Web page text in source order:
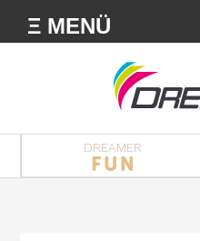
Ξ MENÜ
DREAMER